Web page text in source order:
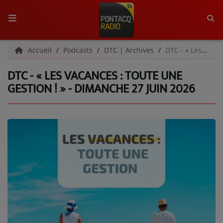
ACCUEIL
RADIO
L'ÉQUIPE
GRILLE DES PROGRAMMES
C'ÉTAIT QUOI CE TITRE ?
MÉDIAS
PODCASTS - SAISON 2026/2027
Accueil Podcasts DTC | Archives DTC - « Les vacances : toute une gestion ! » - Dimanche 27 juin 2026
DTC - « LES VACANCES : TOUTE UNE
GESTION ! » - DIMANCHE 27 JUIN 2026